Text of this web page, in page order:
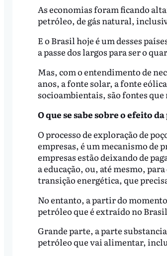
As economias foram ficando
petróleo, de gás natural,
E o Brasil hoje é um desses
a passe dos largos para ser o
Mas, com o entendimento de
anos, a fonte solar, a fonte
socioambientais, são fontes
O que se sabe sobre o efeito
O processo de exploração de
empresas, é um mecanismo de
empresas estão deixando de
a educação, ou, até mesmo,
transição energética, que
No entanto, a partir do
petróleo que é extraído no
Grande parte, a parte
petróleo que vai alimentar,